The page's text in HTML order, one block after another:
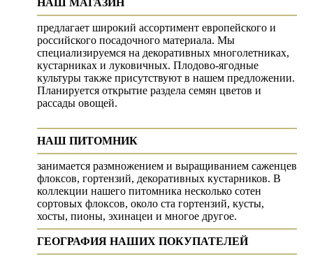
предлагает широкий ассортимент европейского и
российского посадочного материала. Мы
специализируемся на декоративных многолетниках,
кустарниках и луковичных. Плодово-ягодные
культуры также присутствуют в нашем предложении.
Планируется открытие раздела семян цветов и
рассады овощей.
НАШ ПИТОМНИК
занимается размножением и выращиванием саженцев
флоксов, гортензий, декоративных кустарников. В
коллекции нашего питомника несколько сотен
сортовых флоксов, около ста гортензий, кусты,
хосты, пионы, эхинацеи и многое другое.
ГЕОГРАФИЯ НАШИХ ПОКУПАТЕЛЕЙ